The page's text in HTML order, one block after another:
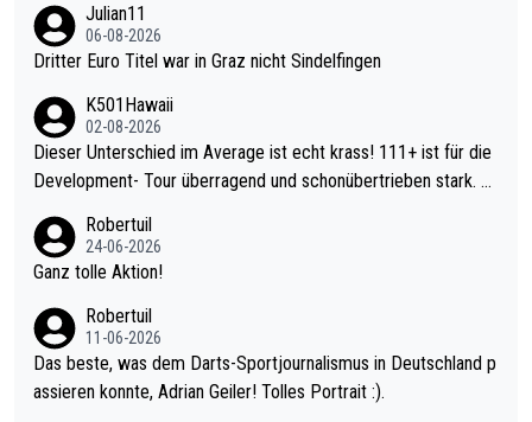
Julian11
06-08-2026
Dritter Euro Titel war in Graz nicht Sindelfingen
K501Hawaii
02-08-2026
Dieser Unterschied im Average ist echt krass! 111+ ist für die
Development- Tour überragend und schonübertrieben stark. U
mal 40+ erst recht. Da gewinnst keinen Blumentopf - ist ja noc
h krasser wie ein Pokalspiel eines Kreisligisten vs einem Bund
Robertuil
24-06-2026
Ganz tolle Aktion!
Robertuil
11-06-2026
Das beste, was dem Darts-Sportjournalismus in Deutschland p
assieren konnte, Adrian Geiler! Tolles Portrait :).